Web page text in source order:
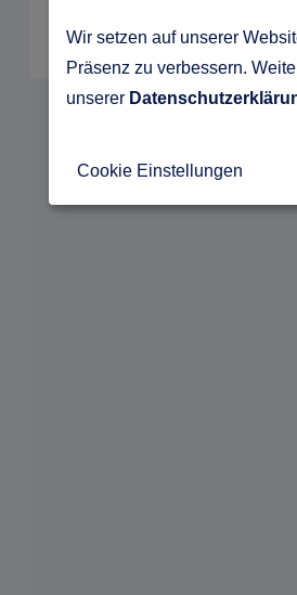
Wir setzen auf unserer
Präsenz zu verbessern.
unserer
Cookie Einstellungen